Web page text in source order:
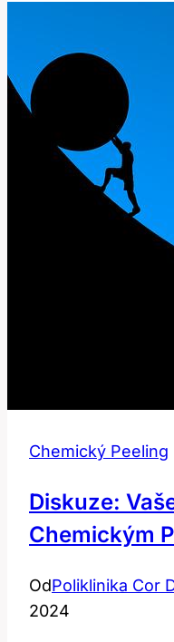
Chemický Peeling
Diskuze:
Chemickým
OdPoliklinika Cor
2024